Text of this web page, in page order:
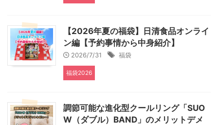
【2026年夏の福袋】日清食品オンライ
ン編【予約事情から中身紹介】
2026/7/31 福袋
福袋2026
調節可能な進化型クールリング「SUO
W（ダブル）BAND」のメリットデメ